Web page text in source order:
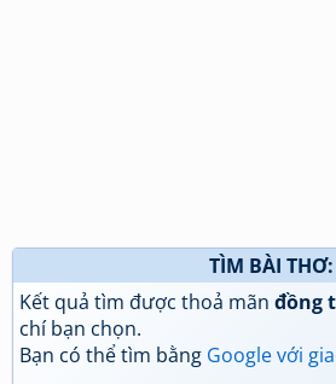
TÌM BÀI THƠ:
Kết quả tìm được thoả mãn đồng
chí bạn chọn.
Bạn có thể tìm bằng Google với